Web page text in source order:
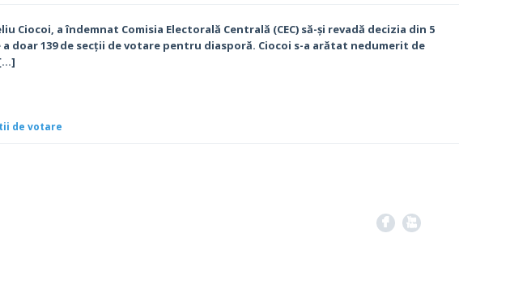
Ciocoi, a îndemnat Comisia Electorală Centrală (CEC) să-și revadă decizia din 5
doar 139 de secții de votare pentru diasporă. Ciocoi s-a arătat nedumerit de
de votare
F X